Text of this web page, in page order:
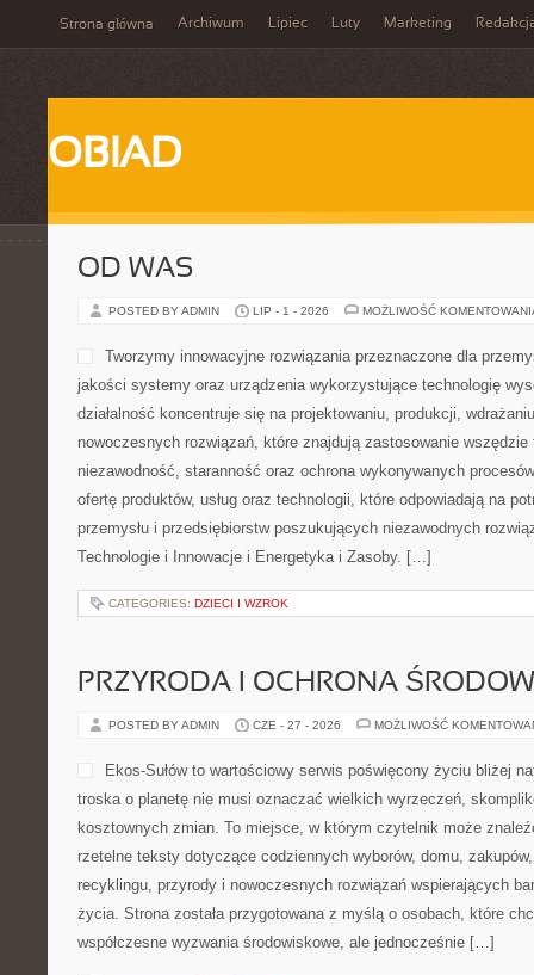
Strona główna Archiwum Lipiec Luty Marketing
OBIAD
OD WAS
POSTED BY ADMIN LIP - 1 - 2026 MOŻLIWOŚĆ
Tworzymy innowacyjne rozwiązania przeznaczone dla
jakości systemy oraz urządzenia wykorzystujące technologię
działalność koncentruje się na projektowaniu, produkcji,
nowoczesnych rozwiązań, które znajdują zastosowanie
niezawodność, staranność oraz ochrona wykonywanych
ofertę produktów, usług oraz technologii, które odpowiadają na
przemysłu i przedsiębiorstw poszukujących niezawodnych
Technologie i Innowacje i Energetyka i Zasoby. […]
CATEGORIES: DZIECI I WZROK
PRZYRODA I OCHRONA
POSTED BY ADMIN CZE - 27 - 2026 MOŻLIWOŚĆ
Ekos-Sułów to wartościowy serwis poświęcony życiu bliżej
troska o planetę nie musi oznaczać wielkich wyrzeczeń,
kosztownych zmian. To miejsce, w którym czytelnik może
rzetelne teksty dotyczące codziennych wyborów, domu,
recyklingu, przyrody i nowoczesnych rozwiązań wspierających
życia. Strona została przygotowana z myślą o osobach, które
współczesne wyzwania środowiskowe, ale jednocześnie […]